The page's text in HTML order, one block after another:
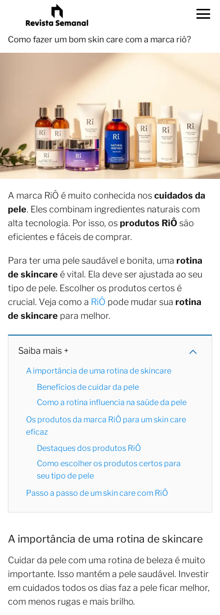
Como fazer um bom skin care com a marca riô?
A marca RiÔ é muito conhecida noscuidados da
pele. Eles combinam ingredientes naturais com
alta tecnologia. Por isso, os produtos RiÔ são
eficientes e fáceis de comprar.
Para ter uma pele saudável e bonita, uma rotina
de skincare é vital. Ela deve ser ajustada ao seu
tipo de pele. Escolher os produtos certos é
crucial. Veja como a RiÔ pode mudar sua rotina
de skincare para melhor.
Saiba mais +
A importância de uma rotina de skincare
Benefícios de cuidar da pele
Como a rotina influencia na saúde da pele
Os produtos da marca RiÔ para um skin care
eficaz
Destaques dos produtos RiÔ
Como escolher os produtos certos para
seu tipo de pele
Passo a passo de um skin care com RiÔ
A importância de uma rotina de skincare
Cuidar da pele com uma rotina de beleza é muito
importante. Isso mantém a pele saudável. Investir
em cuidados todos os dias faz a pele ficar melhor,
com menos rugas e mais brilho.